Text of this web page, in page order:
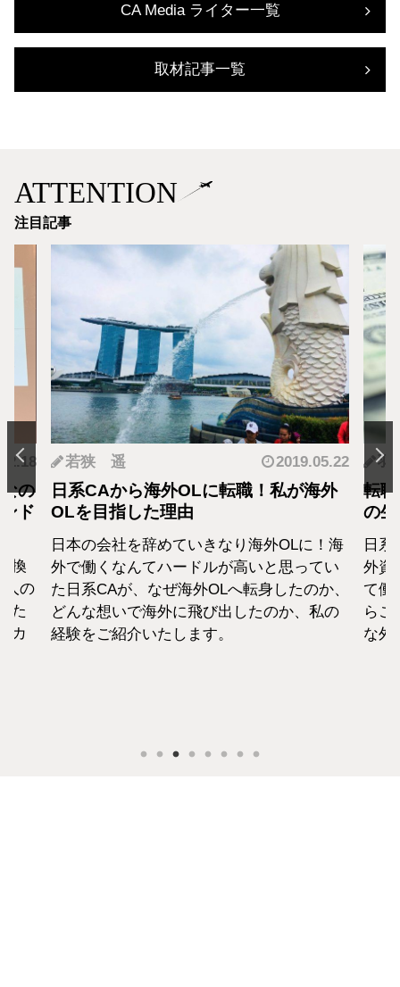
CA Media ライター一覧
取材記事一覧
ATTENTION
注目記事
の
ド
換
人の
た
カ
若狭 遥 2019.05.22
日系CAから海外OLに転職！私が海外
OLを目指した理由
日本の会社を辞めていきなり海外OLに！海
外で働くなんてハードルが高いと思ってい
た日系CAが、なぜ海外OLへ転身したのか、
どんな想いで海外に飛び出したのか、私の
経験をご紹介いたします。
羽
転
の
日
外資
て働
らこ
な外